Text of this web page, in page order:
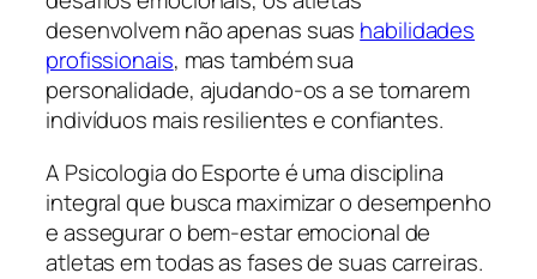
desenvolvem não apenas suas habilidades
profissionais, mas também sua
personalidade, ajudando-os a se tornarem
indivíduos mais resilientes e confiantes.
A Psicologia do Esporte é uma disciplina
integral que busca maximizar o desempenho
e assegurar o bem-estar emocional de
atletas em todas as fases de suas carreiras.